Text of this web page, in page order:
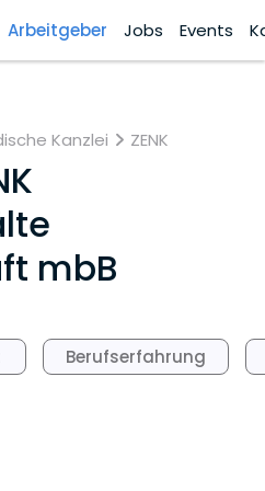
Arbeitgeber Jobs Events
Kanzlei ZENK
mbB
Berufserfahrung